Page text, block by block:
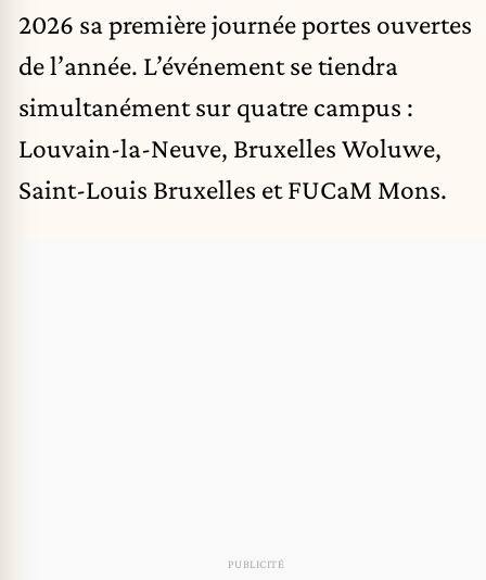
2026 sa première journée portes ouvertes
de l’année. L’événement se tiendra
simultanément sur quatre campus :
Louvain-la-Neuve, Bruxelles Woluwe,
Saint-Louis Bruxelles et FUCaM Mons.